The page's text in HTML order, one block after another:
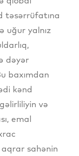
təsərrüfatına
uğur yalnız
dəyər
baxımdan
kənd
və
emal
aqrar sahənin